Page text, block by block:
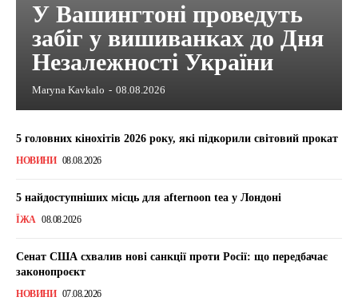
У Вашингтоні проведуть
забіг у вишиванках до Дня
Незалежності України
Maryna Kavkalo - 08.08.2026
5 головних кінохітів 2026 року, які підкорили світовий прокат
НОВИНИ 08.08.2026
5 найдоступніших місць для afternoon tea у Лондоні
ЇЖА 08.08.2026
Сенат США схвалив нові санкції проти Росії: що передбачає
законопроєкт
НОВИНИ 07.08.2026